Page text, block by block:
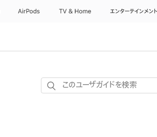
AirPods TV & Home エンターテインメント
こ